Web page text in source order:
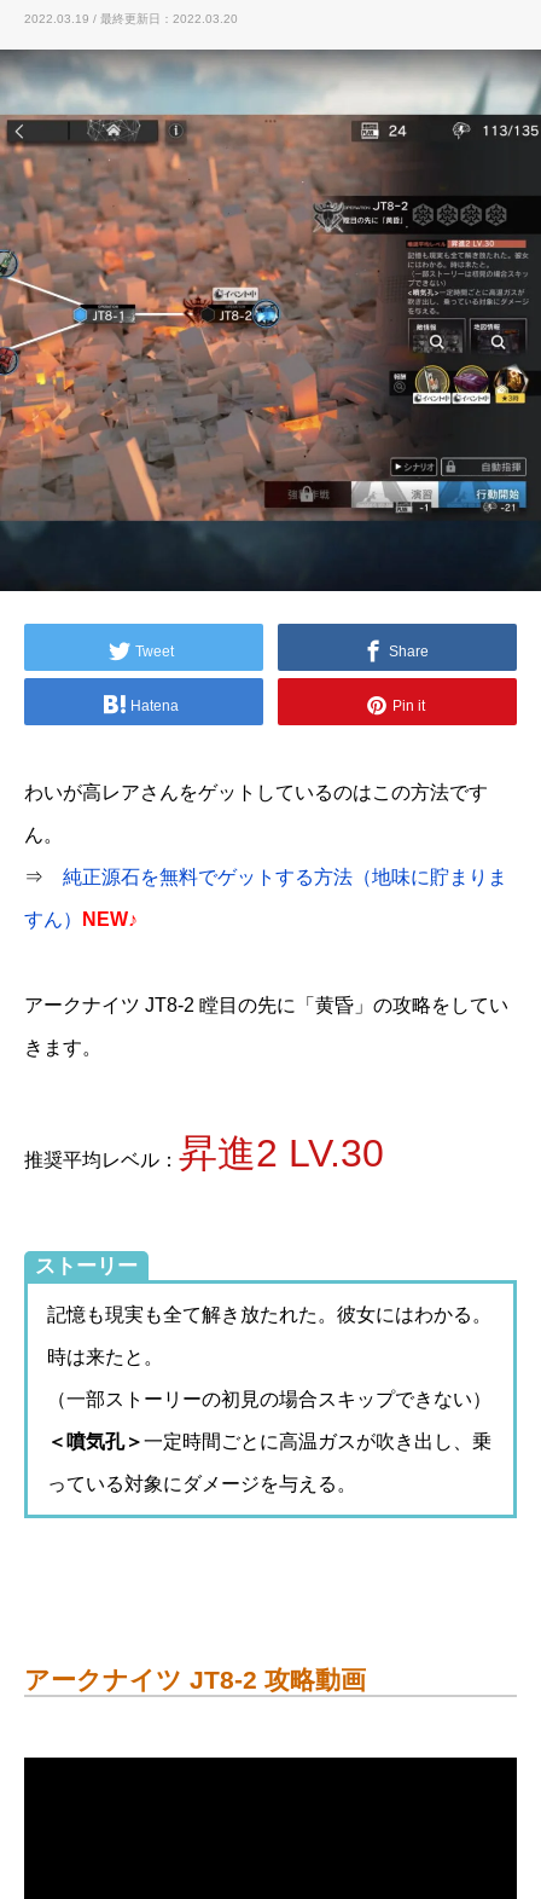
2022.03.19 / 最終更新日：2022.03.20
Tweet Share
Hatena Pin it
わいが高レアさんをゲットしているのはこの方法です
ん。
⇒ 純正源石を無料でゲットする方法（地味に貯まりま
すん） NEW♪
アークナイツ JT8-2 瞠目の先に「黄昏」の攻略をしてい
きます。
推奨平均レベル： 昇進2 LV.30
ストーリー
記憶も現実も全て解き放たれた。彼女にはわかる。
時は来たと。
（一部ストーリーの初見の場合スキップできない）
＜噴気孔＞一定時間ごとに高温ガスが吹き出し、乗
っている対象にダメージを与える。
アークナイツ JT8-2 攻略動画